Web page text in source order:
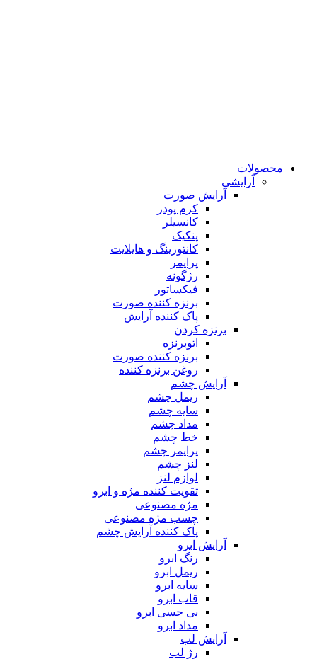
محصولات
آرایشی
آرایش صورت
کرم پودر
کانسیلر
پنکیک
کانتورینگ و هایلایت
پرایمر
رژگونه
فیکساتور
برنزه کننده صورت
پاک کننده آرایش
برنزه کردن
اتوبرنزه
برنزه کننده صورت
روغن برنزه کننده
آرایش چشم
ریمل چشم
سایه چشم
مداد چشم
خط چشم
پرایمر چشم
لنز چشم
لوازم لنز
تقویت کننده مژه و ابرو
مژه مصنوعی
چسب مژه مصنوعی
پاک کننده آرایش چشم
آرایش ابرو
رنگ ابرو
ریمل ابرو
سایه ابرو
قاب ابرو
بی حسی ابرو
مداد ابرو
آرایش لب
رژ لب